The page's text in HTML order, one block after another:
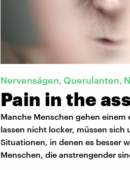
Nervensägen, Querulanten,
Pain in the
Manche Menschen gehen
lassen nicht locker, müssen sich
Situationen, in denen es besser
Menschen, die anstrengender